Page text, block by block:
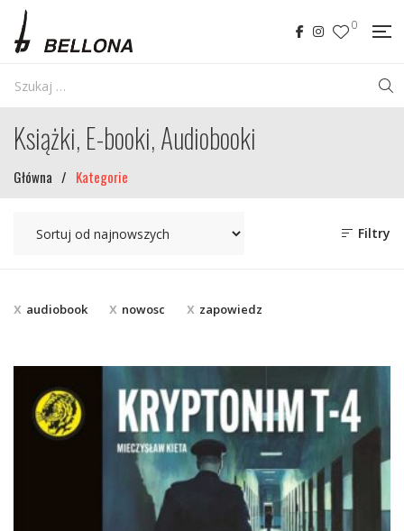
0
Książki, E-booki, Audiobooki
Główna / Kategorie
Filtry
audiobook nowosc zapowiedz